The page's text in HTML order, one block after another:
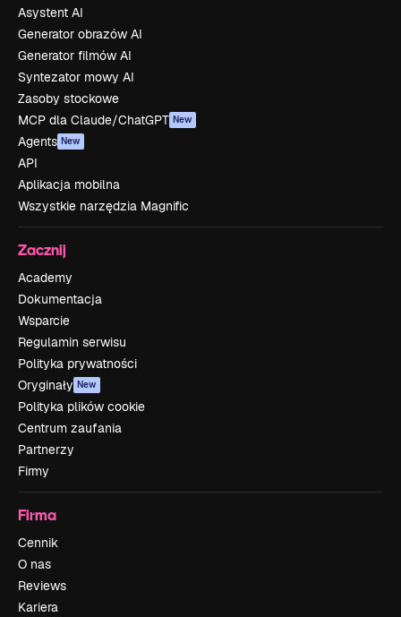
Asystent AI
Generator obrazów AI
Generator filmów AI
Syntezator mowy AI
Zasoby stockowe
MCP dla Claude/ChatGPT New
Agents New
API
Aplikacja mobilna
Wszystkie narzędzia Magnific
Zacznij
Academy
Dokumentacja
Wsparcie
Regulamin serwisu
Polityka prywatności
Oryginały New
Polityka plików cookie
Centrum zaufania
Partnerzy
Firmy
Firma
Cennik
O nas
Reviews
Kariera